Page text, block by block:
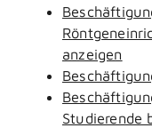
anzeigen
Studierende